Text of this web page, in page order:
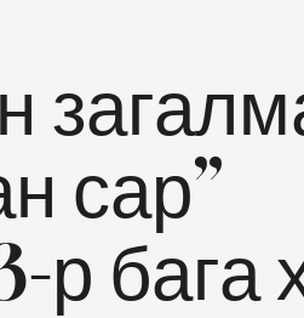
сар”
р бага